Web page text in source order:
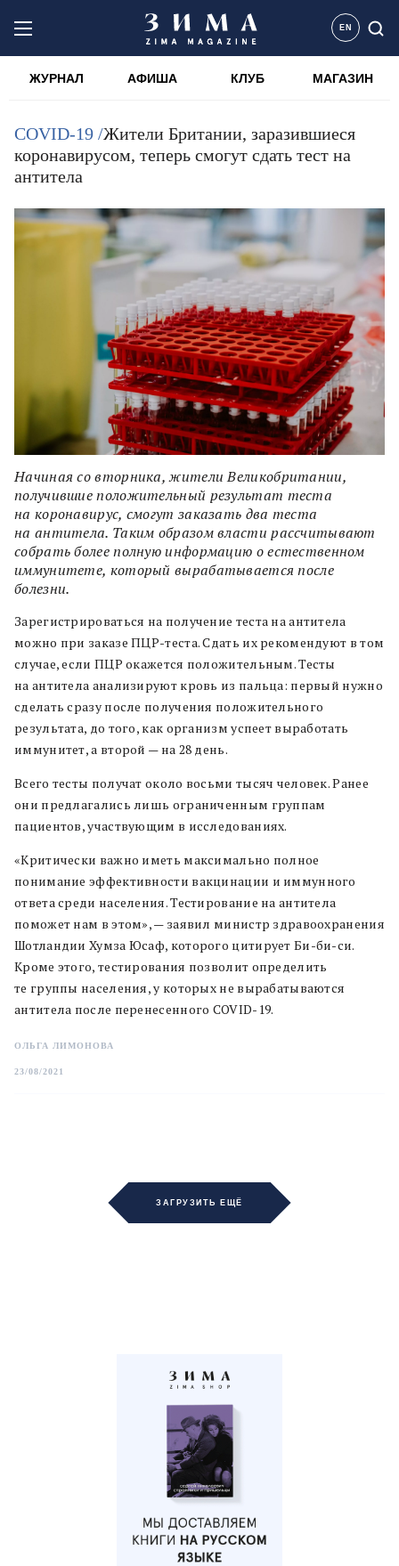
EN
ЖУРНАЛ АФИША КЛУБ МАГАЗИН
COVID-19 /Жители Британии, заразившиеся
коронавирусом, теперь смогут сдать тест на
антитела
Начиная со вторника, жители Великобритании,
получившие положительный результат теста
на коронавирус, смогут заказать два теста
на антитела. Таким образом власти рассчитывают
собрать более полную информацию о естественном
иммунитете, который вырабатывается после
болезни.
Зарегистрироваться на получение теста на антитела
можно при заказе ПЦР-теста. Сдать их рекомендуют в том
случае, если ПЦР окажется положительным. Тесты
на антитела анализируют кровь из пальца: первый нужно
сделать сразу после получения положительного
результата, до того, как организм успеет выработать
иммунитет, а второй — на 28 день.
Всего тесты получат около восьми тысяч человек. Ранее
они предлагались лишь ограниченным группам
пациентов, участвующим в исследованиях.
«Критически важно иметь максимально полное
понимание эффективности вакцинации и иммунного
ответа среди населения. Тестирование на антитела
поможет нам в этом», — заявил министр здравоохранения
Шотландии Хумза Юсаф, которого цитирует Би-би-си.
Кроме этого, тестирования позволит определить
те группы населения, у которых не вырабатываются
антитела после перенесенного COVID-19.
ОЛЬГА ЛИМОНОВА
23/08/2021
ЗАГРУЗИТЬ ЕЩЁ